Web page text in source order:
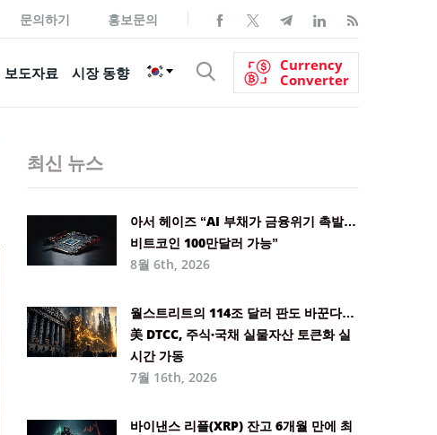
문의하기 홍보문의
보도자료 시장 동향
Currency
Converter
최신 뉴스
아서 헤이즈 “AI 부채가 금융위기 촉발…
비트코인 100만달러 가능”
8월 6th, 2026
월스트리트의 114조 달러 판도 바꾼다…
美 DTCC, 주식·국채 실물자산 토큰화 실
시간 가동
7월 16th, 2026
바이낸스 리플(XRP) 잔고 6개월 만에 최